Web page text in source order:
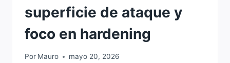
superficie de ataque y
foco en hardening
Por Mauro mayo 20, 2026